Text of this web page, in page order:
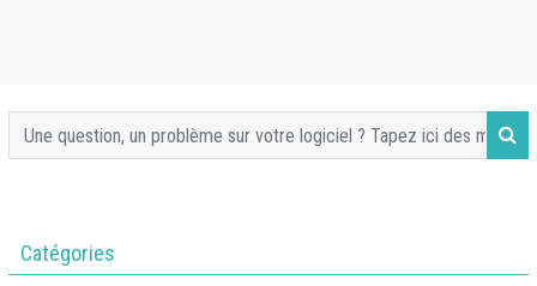
Catégories